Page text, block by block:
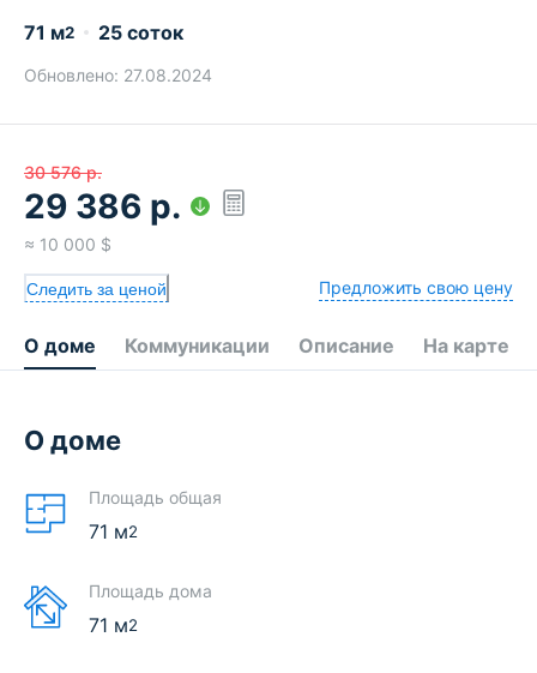
71 м2 25 соток
Обновлено: 27.08.2024
30 576 р.
29 386 р.
≈ 10 000 $
Следить за ценой Предложить свою цену
О доме Коммуникации Описание На карте
О доме
Площадь общая
71 м2
Площадь дома
71 м2